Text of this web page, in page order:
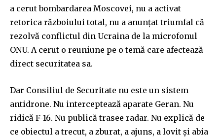
a cerut bombardarea Moscovei, nu a activat
retorica războiului total, nu a anunțat triumfal că
rezolvă conflictul din Ucraina de la microfonul
ONU. A cerut o reuniune pe o temă care afectează
direct securitatea sa.
Dar Consiliul de Securitate nu este un sistem
antidrone. Nu interceptează aparate Geran. Nu
ridică F-16. Nu publică trasee radar. Nu explică de
ce obiectul a trecut, a zburat, a ajuns, a lovit și abia